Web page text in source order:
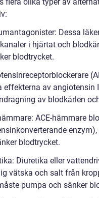
Dessa
i hjärtat och
blodtrycket.
effekterna av angiotensin
av blodkärlen
ACE-hämmare
blodtrycket.
Diuretika eller
vätska och salt från
pumpa och sänker